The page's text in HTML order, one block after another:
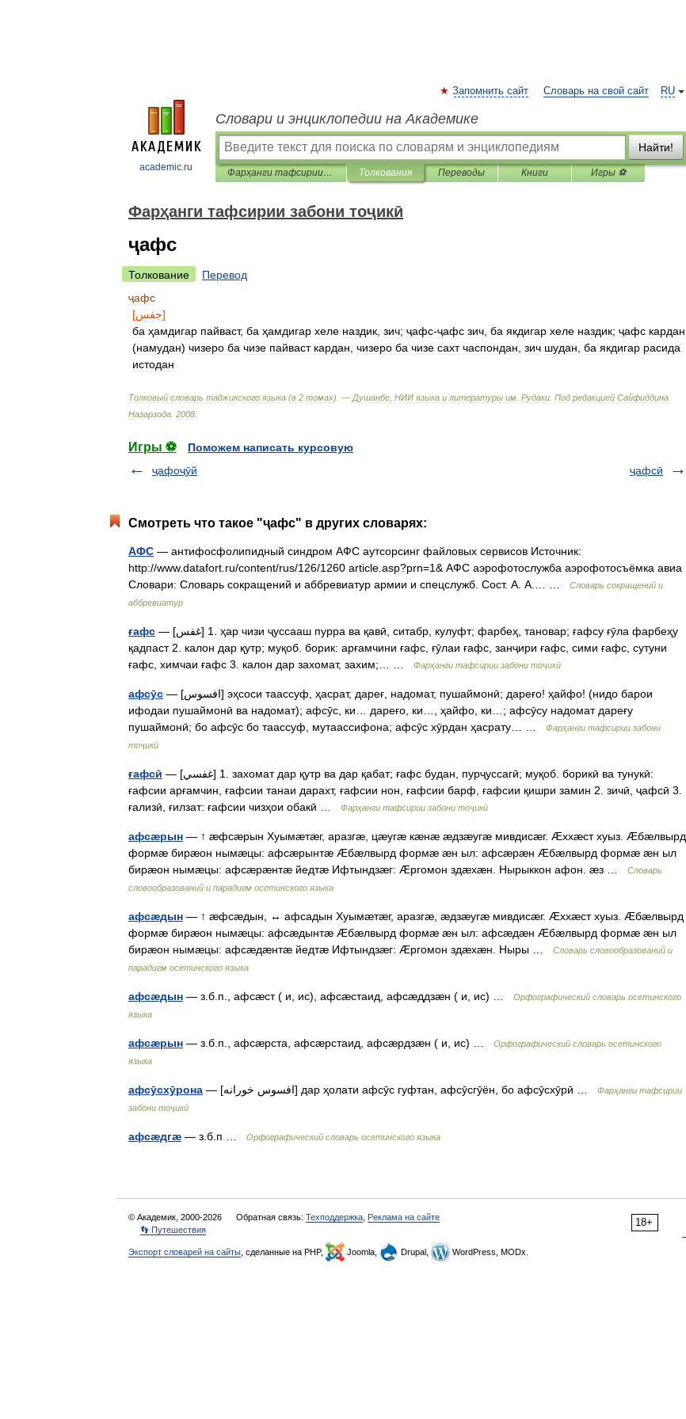
academic.ru
RU
Запомнить сайт Словарь на свой сайт
Словари и энциклопедии на Академике
Найти!
Фарҳанги тафсирии забони тоҷикӣ Толкования Переводы Книги Игры ⚽
Фарҳанги тафсирии забони тоҷикӣ
ҷафс
Толкование
Перевод
ҷафс
[جفس]
ба ҳамдигар пайваст, ба ҳамдигар хеле наздик зич; ҷафс-ҷафс зич ба якдигар хеле наздик; ҷафс кардан
(намудан) чизеро ба чизе пайваст кардан чизеро ба чизе сахт часпондан зич шудан ба якдигар расида
истодан
Толковый словарь таджикского языка (в 2 томах). — Душанбе НИИ языка и литературы им Рудаки Под редакцией Сайфиддина
Назарзода 2008
Игры ⚽
Поможем написать курсовую
ҷафоҷӯй
ҷафсӣ
Смотреть что такое "ҷафс" в других словарях:
АФС — антифосфолипидный синдром АФС аутсорсинг файловых сервисов Источник:
http://www.datafort.ru/content/rus/126/1260 article.asp?prn=1& АФС аэрофотослужба аэрофотосъёмка авиа
Словари: Словарь сокращений и аббревиатур армии и спецслужб. Сост. А. А.… …
Словарь сокращений и
аббревиатур
ғафс — [غفس] 1. ҳар чизи ҷуссааш пурра ва қавӣ, ситабр, кулуфт; фарбеҳ, тановар; ғафсу ғӯла фарбеҳу
қадпаст 2. калон дар қутр; муқоб. борик: арғамчини ғафс, ғӯлаи ғафс, занҷири ғафс, сими ғафс, сутуни
ғафс, химчаи ғафс 3. калон дар захомат, захим;… …
Фарҳанги тафсирии забони тоҷикӣ
афсӯс — [افسوس] эҳсоси таассуф, ҳасрат, дареғ, надомат, пушаймонӣ; дареғо! ҳайфо! (нидо барои
ифодаи пушаймонӣ ва надомат); афсӯс, ки… дареғо, ки…, ҳайфо, ки…; афсӯсу надомат дареғу
пушаймонӣ; бо афсӯс бо таассуф, мутаассифона; афсӯс хӯрдан ҳасрату… …
Фарҳанги тафсирии забони
тоҷикӣ
ғафсӣ — [غفسي] 1. захомат дар қутр ва дар қабат; ғафс будан, пурҷуссагӣ; муқоб. борикӣ ва тунукӣ:
ғафсии арғамчин, ғафсии танаи дарахт, ғафсии нон, ғафсии барф, ғафсии қишри замин 2. зичӣ, ҷафсӣ 3.
ғализӣ, ғилзат: ғафсии чизҳои обакӣ …
Фарҳанги тафсирии забони тоҷикӣ
афсæрын — ↑ æфсæрын Хуымæтæг, аразгæ, цæугæ кæнæ æдзæугæ мивдисæг. Æххæст хуыз. Æбæлвырд
формæ бирæон нымæцы: афсæрынтæ Æбæлвырд формæ æн ыл: афсæрæн Æбæлвырд формæ æн ыл
бирæон нымæцы: афсæрæнтæ йедтæ Ифтындзæг: Æргомон здæхæн. Нырыккон афон. æз …
Словарь
словообразований и парадигм осетинского языка
афсæдын — ↑ æфсæдын, ↔ афсадын Хуымæтæг, аразгæ, æдзæугæ мивдисæг. Æххæст хуыз. Æбæлвырд
формæ бирæон нымæцы: афсæдынтæ Æбæлвырд формæ æн ыл: афсæдæн Æбæлвырд формæ æн ыл
бирæон нымæцы: афсæдæнтæ йедтæ Ифтындзæг: Æргомон здæхæн. Ныры …
Словарь словообразований и
парадигм осетинского языка
афсæдын — з.б.п., афсæст ( и, ис), афсæстаид, афсæддзæн ( и, ис) …
Орфографический словарь осетинского
языка
афсæрын — з.б.п., афсæрста, афсæрстаид, афсæрдзæн ( и, ис) …
Орфографический словарь осетинского
языка
афсӯсхӯрона — [افسوس خورانه] дар ҳолати афсӯс гуфтан, афсӯсгӯён, бо афсӯсхӯрӣ …
Фарҳанги тафсирии
забони тоҷикӣ
афсæдгæ — з.б.п … Орфографический словарь осетинского языка
18+
© Академик, 2000-2026 Обратная связь: Техподдержка Реклама на сайте
👣 Путешествия
Экспорт словарей на сайты , сделанные на PHP, Joomla, Drupal, WordPress, MODx.